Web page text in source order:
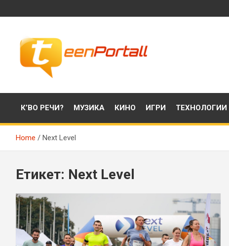
to
TeenPortall
К’ВО РЕЧИ? МУЗИКА КИНО ИГРИ ТЕХНОЛОГИИ
Home Next Level
Етикет: Next Level